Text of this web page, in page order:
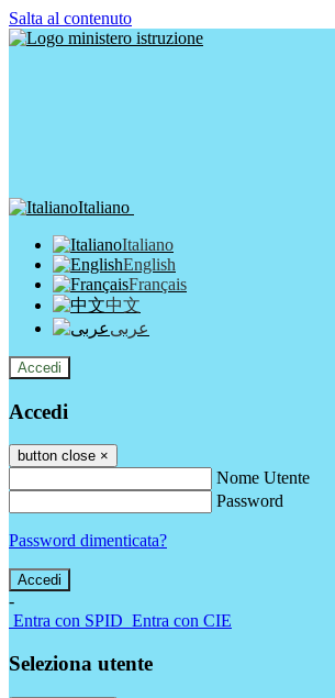
Salta al contenuto
Italiano
Italiano
English
Français
中文
عربى
Accedi
Accedi
button close ×
Nome Utente
Password
Password dimenticata?
-
Entra con SPID Entra con CIE
Seleziona utente